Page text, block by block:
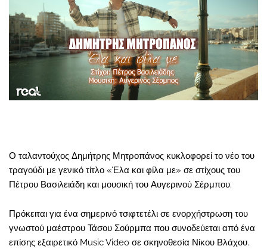
Ο ταλαντούχος Δημήτρης Μητροπάνος κυκλοφορεί το νέο του
τραγούδι με γενικό τίτλο «Έλα και φίλα με» σε στίχους του
Πέτρου Βασιλειάδη και μουσική του Αυγερινού Σέρμπου.
Πρόκειται για ένα σημερινό τσιφτετέλι σε ενορχήστρωση του
γνωστού μαέστρου Τάσου Σούρμπα που συνοδεύεται από ένα
επίσης εξαιρετικό Music Video σε σκηνοθεσία Νίκου Βλάχου.